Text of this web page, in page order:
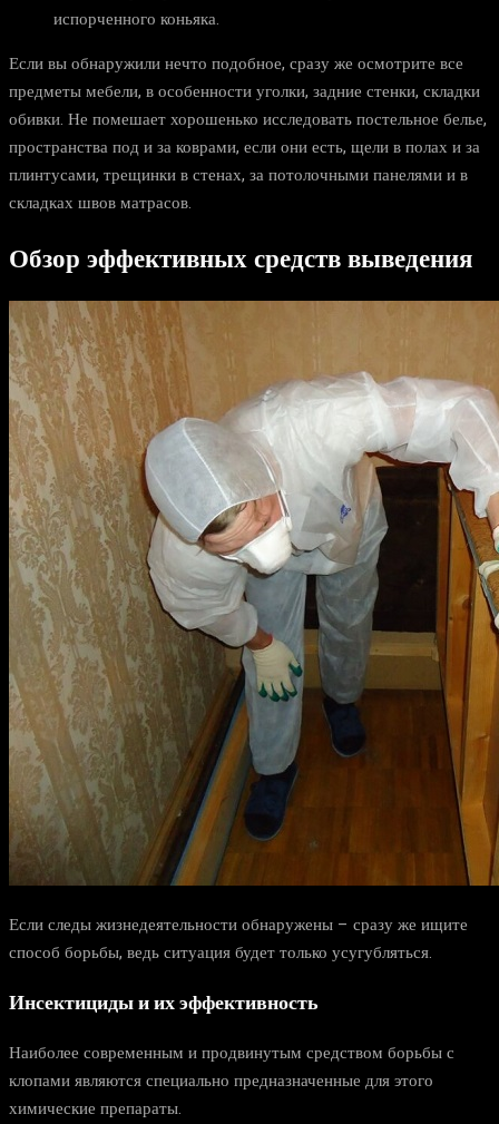
испорченного коньяка.
Если вы обнаружили нечто подобное, сразу же осмотрите все
предметы мебели, в особенности уголки, задние стенки, складки
обивки. Не помешает хорошенько исследовать постельное белье,
пространства под и за коврами, если они есть, щели в полах и за
плинтусами, трещинки в стенах, за потолочными панелями и в
складках швов матрасов.
Обзор эффективных средств выведения
Если следы жизнедеятельности обнаружены – сразу же ищите
способ борьбы, ведь ситуация будет только усугубляться.
Инсектициды и их эффективность
Наиболее современным и продвинутым средством борьбы с
клопами являются специально предназначенные для этого
химические препараты.